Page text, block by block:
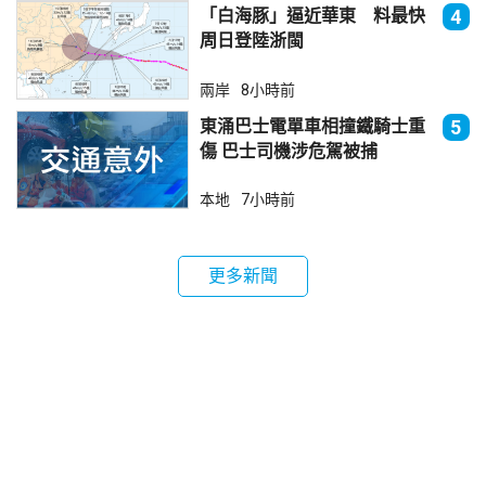
「白海豚」逼近華東 料最快
周日登陸浙閩
4
兩岸 8小時前
東涌巴士電單車相撞鐵騎士重
傷 巴士司機涉危駕被捕
5
本地 7小時前
更多新聞